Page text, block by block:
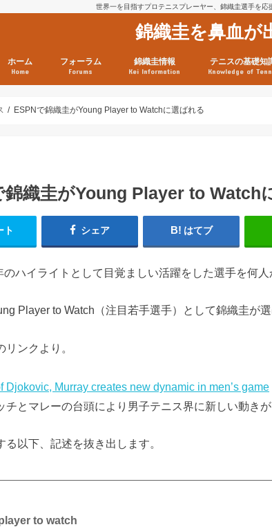
世界一を目指すプロテニスプレーヤー、錦織圭選手を
錦織圭を鼻血が
ホーム
Home
フォーラム
Forums
錦織圭情報
Kei Information
日現在）
点）
テニスの基礎知
Knowledge of
ESPNで錦織圭がYoung Player to Watchに選ばれる
錦織圭がYoung Player to Watch
ト シェア はてブ
ハイライトとして目覚ましい活躍をした選手を何人
Player to Watch（注目若手選手）として錦織圭が選
ンクより。
Djokovic, Murray creates new dynamic in men’s game
チとマレーの台頭により男子テニス界に新しい動きが
る以下、記述を抜き出します。
to watch